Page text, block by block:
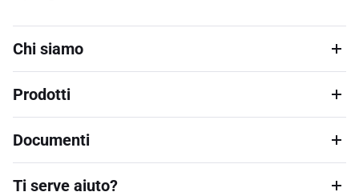
Chi siamo
Prodotti
Documenti
Ti serve aiuto?